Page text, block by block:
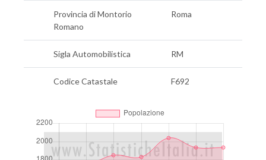
Provincia di Montorio
Romano
Roma
Sigla Automobilistica RM
Codice Catastale F692